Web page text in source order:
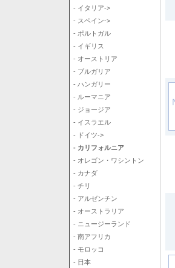
- イタリア->
- スペイン->
- ポルトガル
- イギリス
- オーストリア
- ブルガリア
- ハンガリー
- ルーマニア
- ジョージア
- イスラエル
- ドイツ->
- カリフォルニア
- オレゴン・ワシントン
- カナダ
- チリ
- アルゼンチン
- オーストラリア
- ニュージーランド
- 南アフリカ
- モロッコ
- 日本